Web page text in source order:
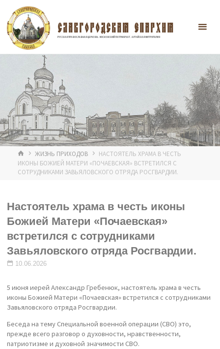
Перейти
содержимому
СЛАВГОРОДСКАЯ ЕПАРХИЯ
РУССКАЯ ПРАВОСЛАВНАЯ ЦЕРКОВЬ. МОСКОВСКИЙ ПАТРИАРХАТ. АЛТАЙСКАЯ МИТРОПОЛИЯ
ГЛАВНАЯ
ЖИЗНЬ ПРИХОДОВ
НАСТОЯТЕЛЬ ХРАМА В ЧЕСТЬ
ИКОНЫ БОЖИЕЙ МАТЕРИ «ПОЧАЕВСКАЯ» ВСТРЕТИЛСЯ С
СОТРУДНИКАМИ ЗАВЬЯЛОВСКОГО ОТРЯДА РОСГВАРДИИ.
Настоятель храма в честь иконы
Божией Матери «Почаевская»
встретился с сотрудниками
Завьяловского отряда Росгвардии.
10.06.2026
5 июня иерей Александр Гребенюк, настоятель храма в честь
иконы Божией Матери «Почаевская» встретился с сотрудниками
Завьяловского отряда Росгвардии.
Беседа на тему Специальной военной операции (СВО) это,
прежде всего разговор о духовности, нравственности,
патриотизме и духовной значимости СВО.